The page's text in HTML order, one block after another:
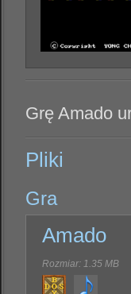
Grę Amado
Pliki
Gra
Amado
Rozmiar: 1.35 MB